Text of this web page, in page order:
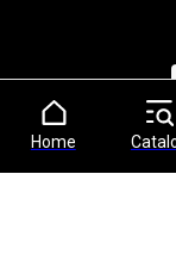
Home
Home